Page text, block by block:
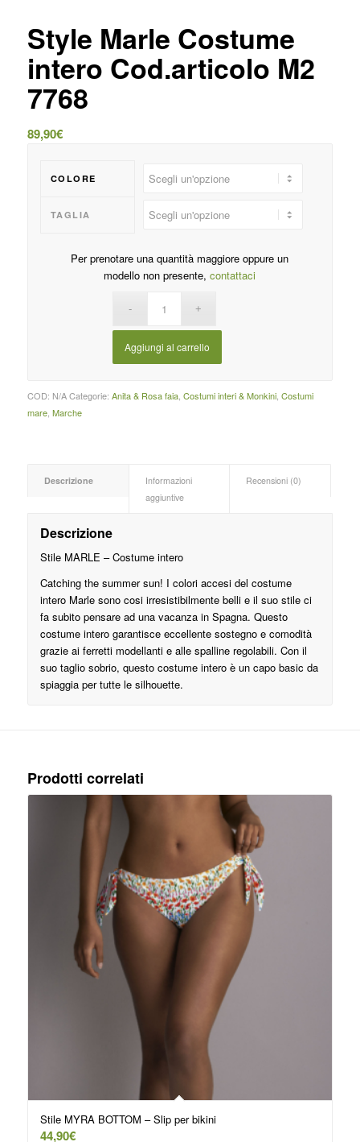
Style Marle Costume
intero Cod.articolo M2
7768
89,90€
COLORE
TAGLIA
Per prenotare una quantità maggiore oppure un
modello non presente,contattaci
Aggiungi al carrello
COD: N/A Categorie: Anita & Rosa faia, Costumi interi & Monkini, Costumi
mare, Marche
Descrizione
Informazioni
aggiuntive
Recensioni (0)
Descrizione
Stile MARLE – Costume intero
Catching the summer sun! I colori accesi del costume
intero Marle sono cosi irresistibilmente belli e il suo stile ci
fa subito pensare ad una vacanza in Spagna. Questo
costume intero garantisce eccellente sostegno e comodità
grazie ai ferretti modellanti e alle spalline regolabili. Con il
suo taglio sobrio, questo costume intero è un capo basic da
spiaggia per tutte le silhouette.
Prodotti correlati
Stile MYRA BOTTOM – Slip per bikini
44,90€